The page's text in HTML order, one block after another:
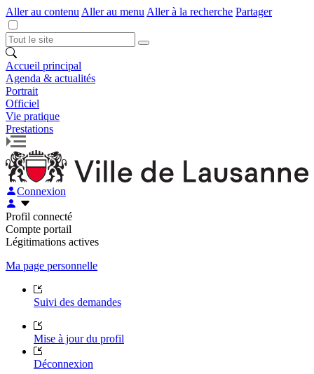
Aller au contenu Aller au menu Aller à la recherche Partager
Accueil principal
Agenda & actualités
Portrait
Officiel
Vie pratique
Prestations
Connexion
Profil connecté
Compte portail
Légitimations actives
Ma page personnelle
Suivi des demandes
Mise à jour du profil
Déconnexion